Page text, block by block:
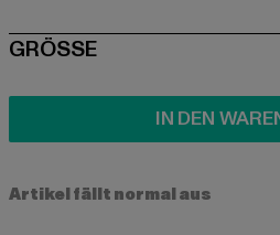
SIZE
GRÖSSE
IN DEN
Artikel fällt normal aus